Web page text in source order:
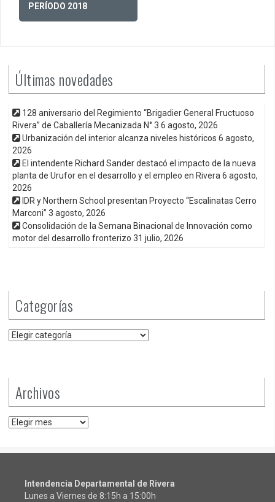
PERÍODO 2018
Últimas novedades
128 aniversario del Regimiento “Brigadier General Fructuoso
Rivera” de Caballería Mecanizada N° 3 6 agosto, 2026
Urbanización del interior alcanza niveles históricos 6 agosto,
2026
El intendente Richard Sander destacó el impacto de la nueva
planta de Urufor en el desarrollo y el empleo en Rivera6 agosto,
2026
IDR y Northern School presentan Proyecto “Escalinatas Cerro
Marconi” 3 agosto, 2026
Consolidación de la Semana Binacional de Innovación como
motor del desarrollo fronterizo 31 julio, 2026
Categorías
Categorías
Archivos
Archivos
Intendencia Departamental de Rivera
Lunes a Viernes de 8:15h a 15:00h